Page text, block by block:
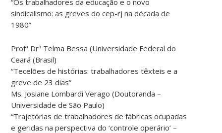
sindicalismo: as greves do cep-rj na década de
1980”
Profª Drª Telma Bessa (Universidade Federal do
Ceará (Brasil)
“Tecelões de histórias: trabalhadores têxteis e a
greve de 23 dias”
Ms. Josiane Lombardi Verago (Doutoranda –
Universidade de São Paulo)
“Trajetórias de trabalhadores de fábricas ocupadas
e geridas na perspectiva do ‘controle operário’ –